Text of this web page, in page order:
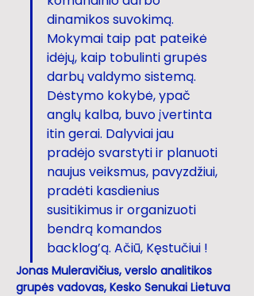
dinamikos suvokimą.
Mokymai taip pat pateikė
idėjų, kaip tobulinti grupės
darbų valdymo sistemą.
Dėstymo kokybė, ypač
anglų kalba, buvo įvertinta
itin gerai. Dalyviai jau
pradėjo svarstyti ir planuoti
naujus veiksmus, pavyzdžiui,
pradėti kasdienius
susitikimus ir organizuoti
bendrą komandos
backlog’ą. Ačiū, Kęstučiui !
Jonas Muleravičius, verslo analitikos
grupės vadovas, Kesko Senukai Lietuva